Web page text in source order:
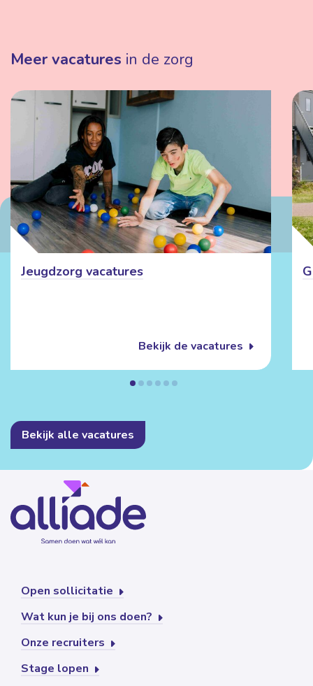
Meer vacatures in de zorg
Jeugdzorg vacatures
Bekijk de vacatures
Bekijk alle vacatures
Open sollicitatie
Wat kun je bij ons doen?
Onze recruiters
Stage lopen